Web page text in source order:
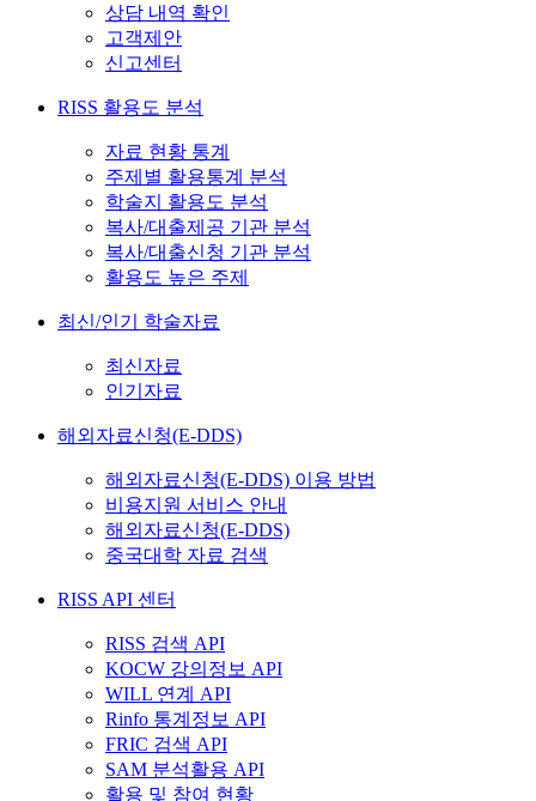
상담 내역 확인
고객제안
신고센터
RISS 활용도 분석
자료 현황 통계
주제별 활용통계 분석
학술지 활용도 분석
복사/대출제공 기관 분석
복사/대출신청 기관 분석
활용도 높은 주제
최신/인기 학술자료
최신자료
인기자료
해외자료신청(E-DDS)
해외자료신청(E-DDS) 이용 방법
비용지원 서비스 안내
해외자료신청(E-DDS)
중국대학 자료 검색
RISS API 센터
RISS 검색 API
KOCW 강의정보 API
WILL 연계 API
Rinfo 통계정보 API
FRIC 검색 API
SAM 분석활용 API
활용 및 참여 현황